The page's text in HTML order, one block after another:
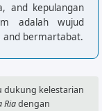
and kepulangan
adalah wujud
and bermartabat.
dukung kelestarian
Riadengan